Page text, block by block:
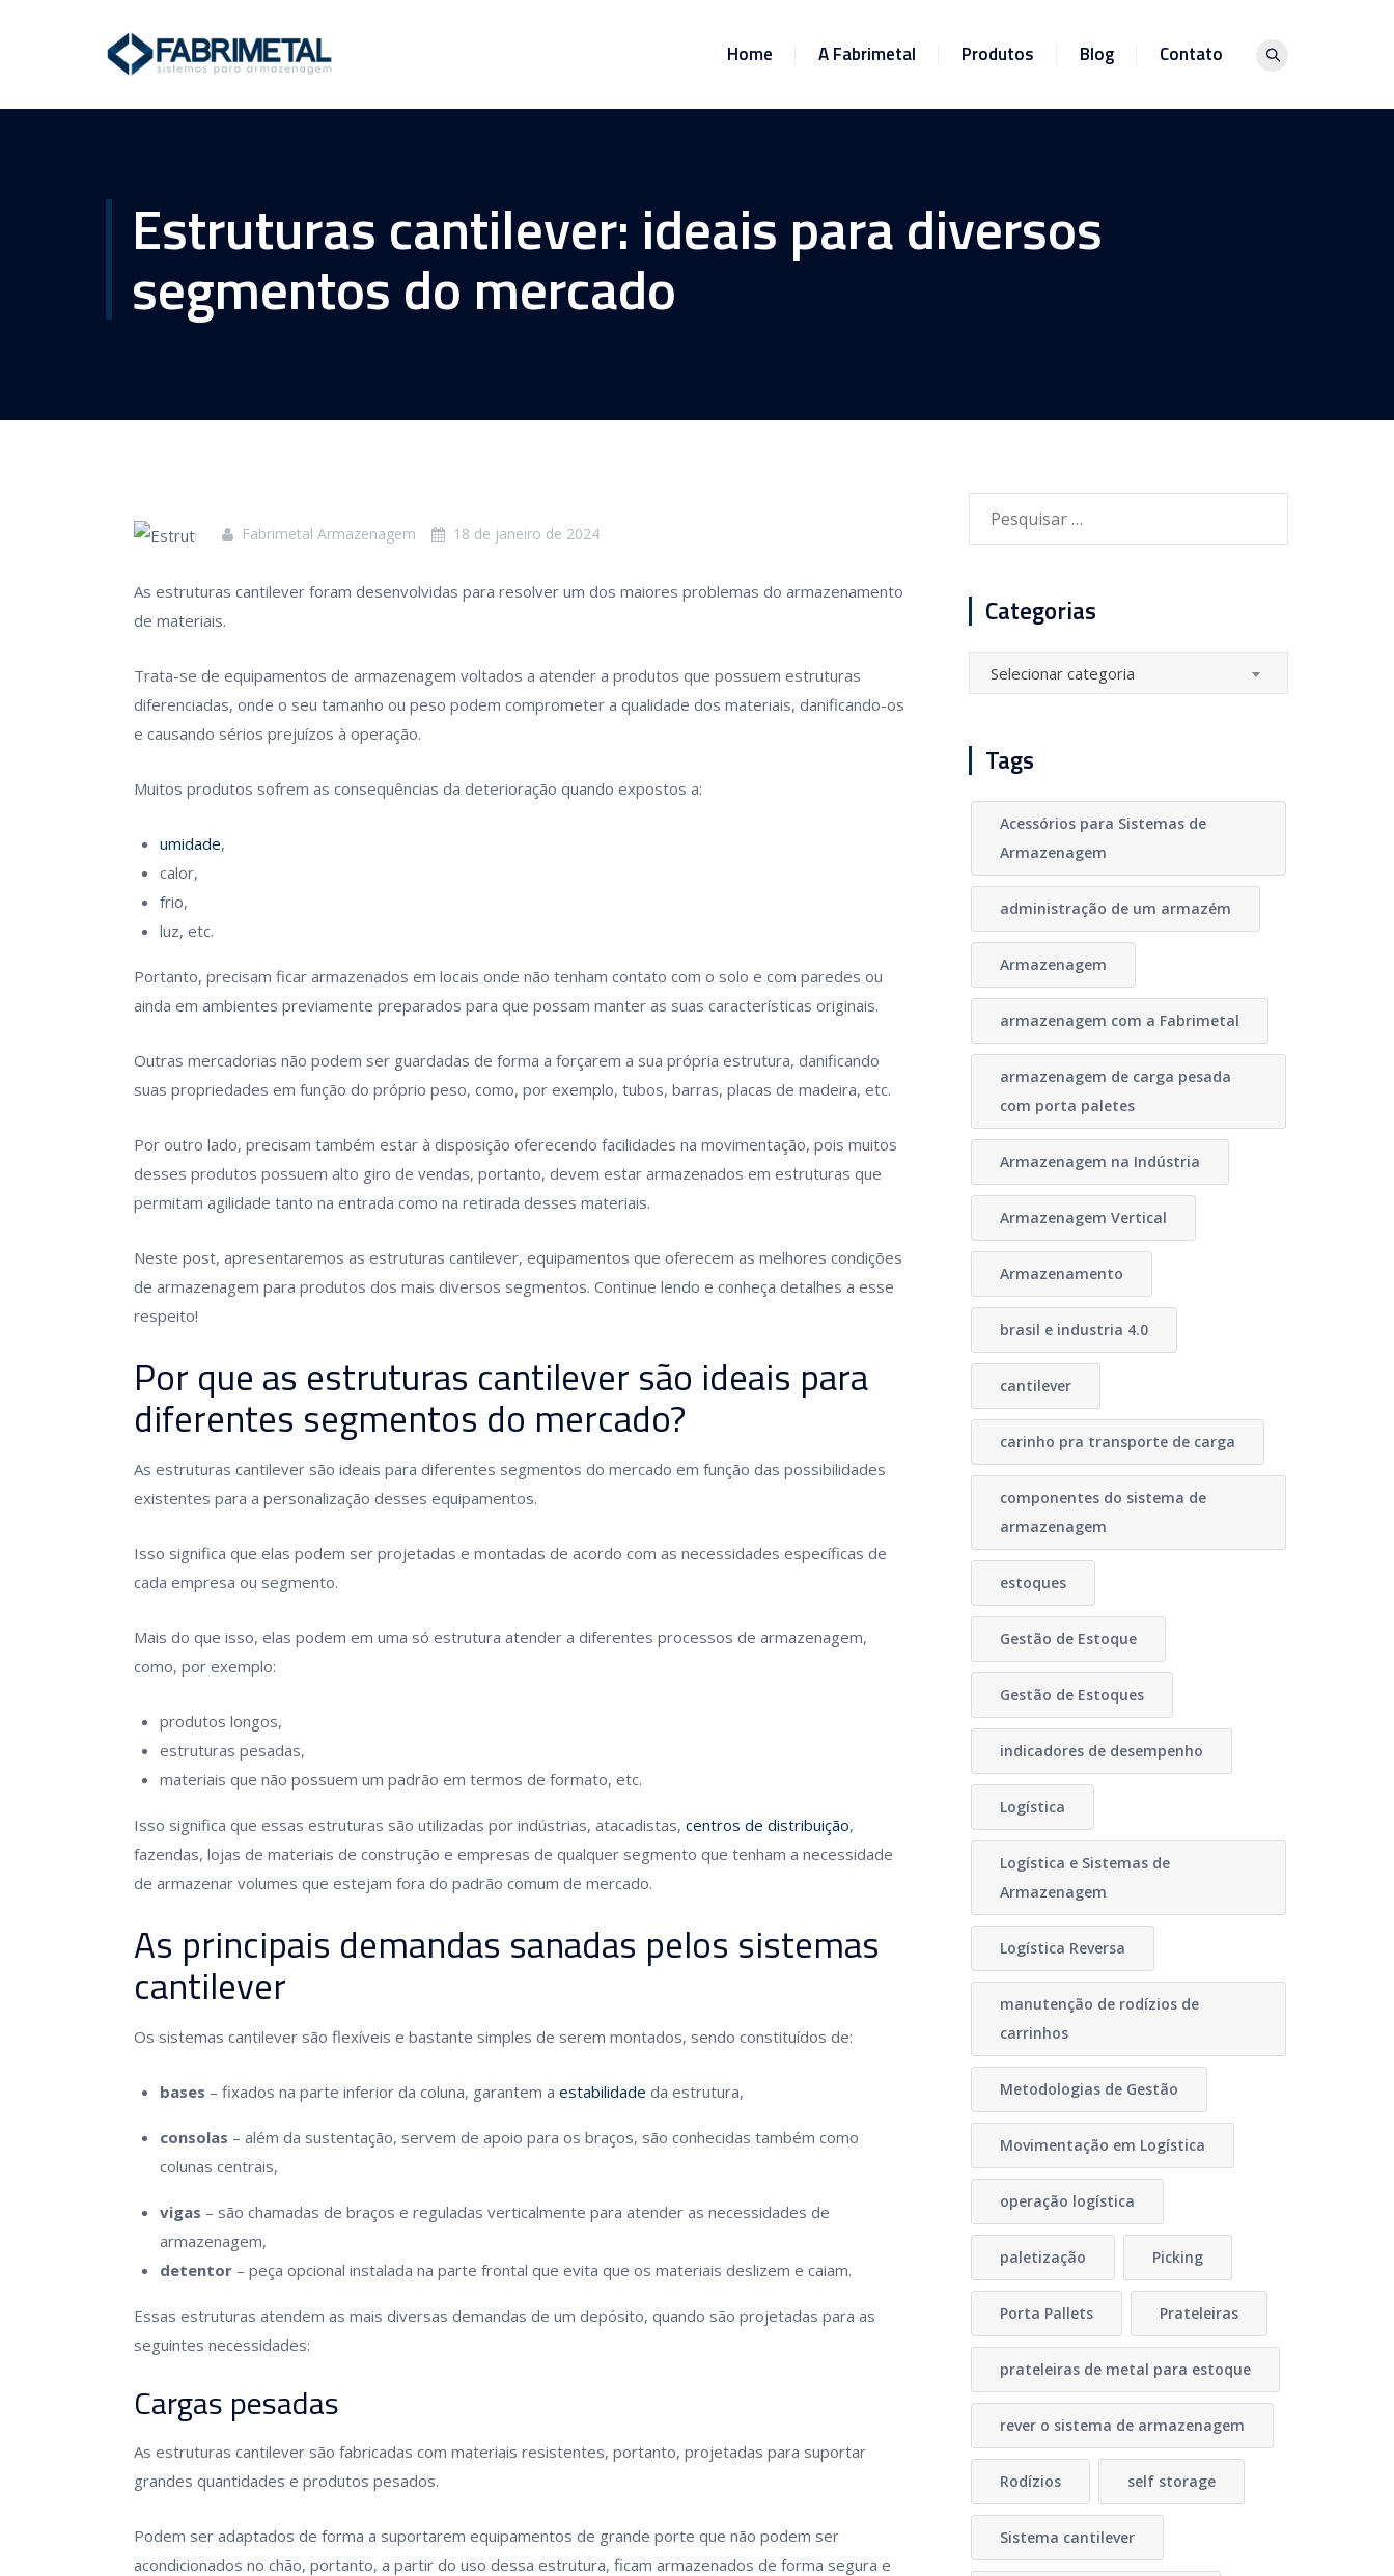
Home A Fabrimetal Produtos Blog Contato
Estruturas cantilever: ideais para diversos
segmentos do mercado
Fabrimetal Armazenagem 18 de janeiro de 2024
As estruturas cantilever foram desenvolvidas para resolver um dos maiores problemas do armazenamento
de materiais.
Trata-se de equipamentos de armazenagem voltados a atender a produtos que possuem estruturas
diferenciadas, onde o seu tamanho ou peso podem comprometer a qualidade dos materiais, danificando-os
e causando sérios prejuízos à operação.
Muitos produtos sofrem as consequências da deterioração quando expostos a:
umidade,
calor,
frio,
luz, etc.
Portanto, precisam ficar armazenados em locais onde não tenham contato com o solo e com paredes ou
ainda em ambientes previamente preparados para que possam manter as suas características originais.
Outras mercadorias não podem ser guardadas de forma a forçarem a sua própria estrutura, danificando
suas propriedades em função do próprio peso, como, por exemplo, tubos, barras, placas de madeira, etc.
Por outro lado, precisam também estar à disposição oferecendo facilidades na movimentação, pois muitos
desses produtos possuem alto giro de vendas, portanto, devem estar armazenados em estruturas que
permitam agilidade tanto na entrada como na retirada desses materiais.
Neste post, apresentaremos as estruturas cantilever, equipamentos que oferecem as melhores condições
de armazenagem para produtos dos mais diversos segmentos. Continue lendo e conheça detalhes a esse
respeito!
Por que as estruturas cantilever são ideais para
diferentes segmentos do mercado?
As estruturas cantilever são ideais para diferentes segmentos do mercado em função das possibilidades
existentes para a personalização desses equipamentos.
Isso significa que elas podem ser projetadas e montadas de acordo com as necessidades específicas de
cada empresa ou segmento.
Mais do que isso, elas podem em uma só estrutura atender a diferentes processos de armazenagem,
como, por exemplo:
produtos longos,
estruturas pesadas,
materiais que não possuem um padrão em termos de formato, etc.
Isso significa que essas estruturas são utilizadas por indústrias, atacadistas, centros de distribuição,
fazendas, lojas de materiais de construção e empresas de qualquer segmento que tenham a necessidade
de armazenar volumes que estejam fora do padrão comum de mercado.
As principais demandas sanadas pelos sistemas
cantilever
Os sistemas cantilever são flexíveis e bastante simples de serem montados, sendo constituídos de:
bases – fixados na parte inferior da coluna, garantem a estabilidade da estrutura,
consolas – além da sustentação, servem de apoio para os braços, são conhecidas também como
colunas centrais,
vigas – são chamadas de braços e reguladas verticalmente para atender as necessidades de
armazenagem,
detentor – peça opcional instalada na parte frontal que evita que os materiais deslizem e caiam.
Essas estruturas atendem as mais diversas demandas de um depósito, quando são projetadas para as
seguintes necessidades:
Cargas pesadas
As estruturas cantilever são fabricadas com materiais resistentes, portanto, projetadas para suportar
grandes quantidades e produtos pesados.
Podem ser adaptados de forma a suportarem equipamentos de grande porte que não podem ser
acondicionados no chão, portanto, a partir do uso dessa estrutura, ficam armazenados de forma segura e
Categorias
Categorias
Selecionar categoria
Tags
Acessórios para Sistemas de
Armazenagem
administração de um armazém
Armazenagem
armazenagem com a Fabrimetal
armazenagem de carga pesada
com porta paletes
Armazenagem na Indústria
Armazenagem Vertical
Armazenamento
brasil e industria 4.0
cantilever
carinho pra transporte de carga
componentes do sistema de
armazenagem
estoques
Gestão de Estoque
Gestão de Estoques
indicadores de desempenho
Logística
Logística e Sistemas de
Armazenagem
Logística Reversa
manutenção de rodízios de
carrinhos
Metodologias de Gestão
Movimentação em Logística
operação logística
paletização Picking
Porta Pallets Prateleiras
prateleiras de metal para estoque
rever o sistema de armazenagem
Rodízios self storage
Sistema cantilever